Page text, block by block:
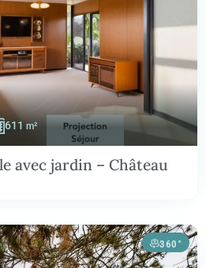
611m²
avec jardin – Château
360°